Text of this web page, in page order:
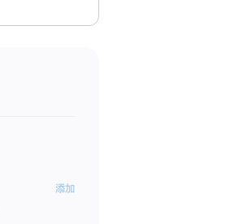
添加AppleCare+